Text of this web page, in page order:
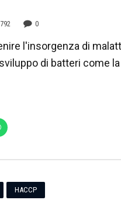
0
l'insorgenza di
di batteri come
HACCP